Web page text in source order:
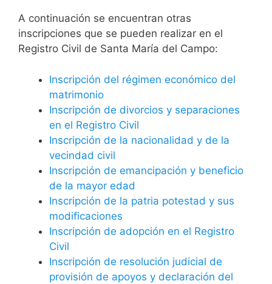
A continuación se encuentran otras
inscripciones que se pueden realizar en el
Registro Civil de Santa María del Campo:
Inscripción del régimen económico del
matrimonio
Inscripción de divorcios y separaciones
en el Registro Civil
Inscripción de la nacionalidad y de la
vecindad civil
Inscripción de emancipación y beneficio
de la mayor edad
Inscripción de la patria potestad y sus
modificaciones
Inscripción de adopción en el Registro
Civil
Inscripción de resolución judicial de
provisión de apoyos y declaración del